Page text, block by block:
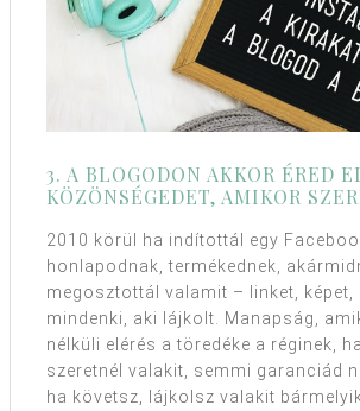
3. A BLOGODON AKKOR ÉRED
KÖZÖNSÉGEDET, AMIKOR
2010 körül ha indítottál egy
honlapodnak, termékednek,
megosztottál valamit – linket, képet,
mindenki, aki lájkolt. Manapság,
nélküli elérés a töredéke a réginek,
szeretnél valakit, semmi garanciád
ha követsz, lájkolsz valakit